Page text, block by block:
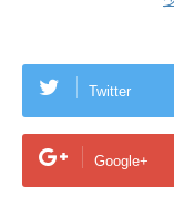
Twitter
Google+